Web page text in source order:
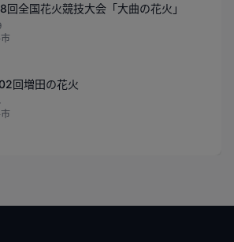
回全国花火競技大会「大曲の花火」
回増田の花火